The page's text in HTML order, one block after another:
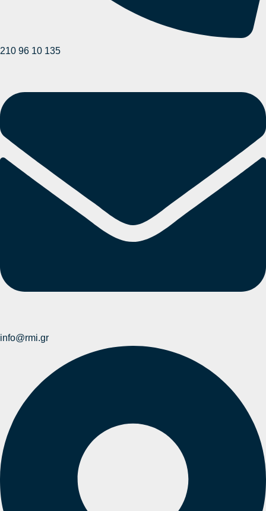
210 96 10 135
info@rmi.gr